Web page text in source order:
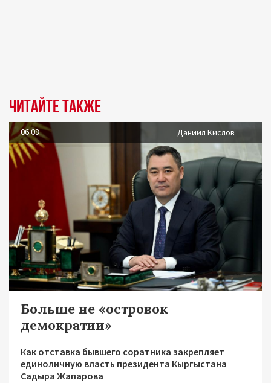
Читайте также
06.08 Даниил Кислов
Больше не «островок
демократии»
Как отставка бывшего соратника закрепляет
единоличную власть президента Кыргыстана
Садыра Жапарова